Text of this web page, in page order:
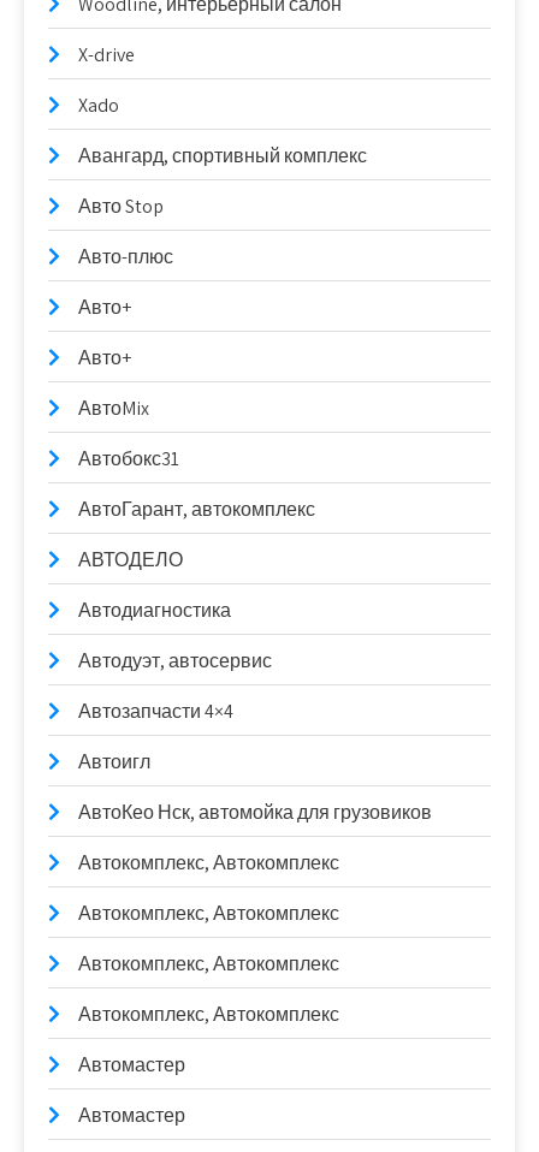
X-drive
Xado
Авангард, спортивный комплекс
Авто Stop
Авто-плюс
Авто+
Авто+
АвтоMix
Автобокс31
АвтоГарант, автокомплекс
АВТОДЕЛО
Автодиагностика
Автодуэт, автосервис
Автозапчасти 4×4
Автоигл
АвтоКео Нск, автомойка для грузовиков
Автокомплекс, Автокомплекс
Автокомплекс, Автокомплекс
Автокомплекс, Автокомплекс
Автокомплекс, Автокомплекс
Автомастер
Автомастер